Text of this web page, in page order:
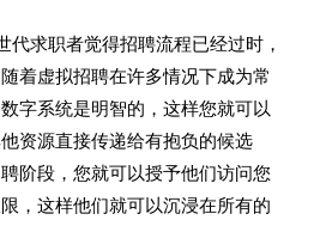
求职者觉得招聘流程已经过时，
着虚拟招聘在许多情况下成为常
字系统是明智的，这样您就可以
资源直接传递给有抱负的候选
阶段，您就可以授予他们访问您
，这样他们就可以沉浸在所有的